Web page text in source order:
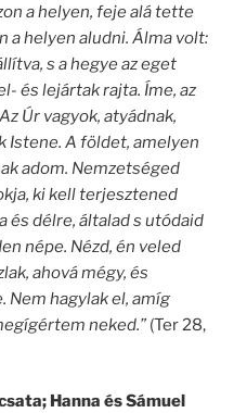
a helyen, feje alá tette
a helyen aludni. Álma volt:
s a hegye az eget
és lejártak rajta. Íme, az
Úr vagyok, atyádnak,
Istene. A földet, amelyen
adom. Nemzetséged
ki kell terjesztened
és délre, általad s utódaid
népe. Nézd, én veled
ahová mégy, és
Nem hagylak el, amíg
neked.” (Ter 28,
Hanna és Sámuel